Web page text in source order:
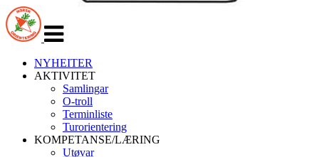
navigasjon
NYHEITER
AKTIVITET
Samlingar
O-troll
Terminliste
Turorientering
KOMPETANSE/LÆRING
Utøvar